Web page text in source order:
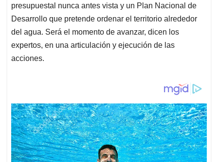
presupuestal nunca antes vista y un Plan Nacional de
Desarrollo que pretende ordenar el territorio alrededor
del agua. Será el momento de avanzar, dicen los
expertos, en una articulación y ejecución de las
acciones.